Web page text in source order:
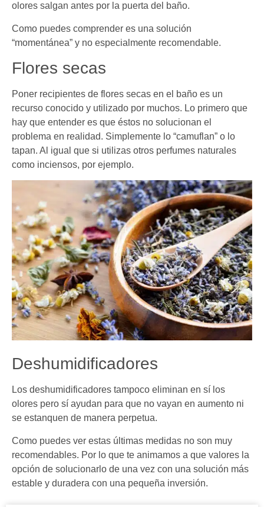
olores salgan antes por la puerta del baño.
Como puedes comprender es una solución
“momentánea” y no especialmente recomendable.
Flores secas
Poner recipientes de flores secas en el baño es un
recurso conocido y utilizado por muchos. Lo primero que
hay que entender es que éstos no solucionan el
problema en realidad. Simplemente lo “camuflan” o lo
tapan. Al igual que si utilizas otros perfumes naturales
como inciensos, por ejemplo.
Deshumidificadores
Los deshumidificadores tampoco eliminan en sí los
olores pero sí ayudan para que no vayan en aumento ni
se estanquen de manera perpetua.
Como puedes ver estas últimas medidas no son muy
recomendables. Por lo que te animamos a que valores la
opción de solucionarlo de una vez con una solución más
estable y duradera con una pequeña inversión.